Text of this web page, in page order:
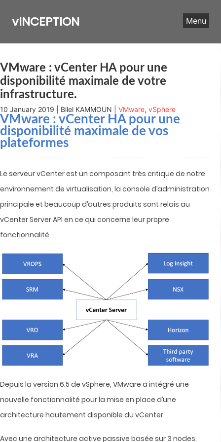
content
vINCEPTION Menu
VMware : vCenter HA pour une
disponibilité maximale de votre
infrastructure.
10 January 2019 | Bilel KAMMOUN | VMware, vSphere
VMware : vCenter HA pour une
disponibilité maximale de vos
plateformes
Le serveur vCenter est un composant très critique de notre
environnement de virtualisation, la console d’administration
principale et beaucoup d’autres produits sont relais au
vCenter Server API en ce qui concerne leur propre
fonctionnalité.
Depuis la version 6.5 de vSphere, VMware a intégré une
nouvelle fonctionnalité pour la mise en place d’une
architecture hautement disponible du vCenter
Avec une architecture active passive basée sur 3 nodes,